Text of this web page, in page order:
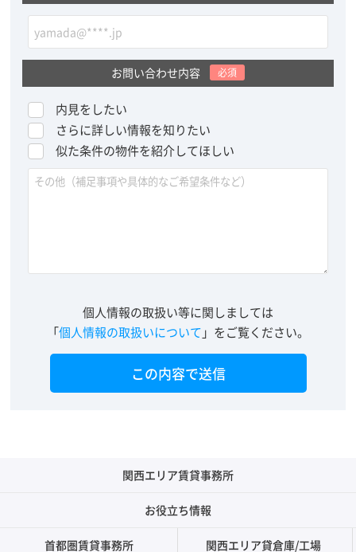
お問い合わせ内容 必須
内見をしたい
さらに詳しい情報を知りたい
似た条件の物件を紹介してほしい
個人情報の取扱い等に関しましては
「個人情報の取扱いについて 」をご覧ください。
関西エリア賃貸事務所
お役立ち情報
首都圏賃貸事務所 関西エリア貸倉庫/工場